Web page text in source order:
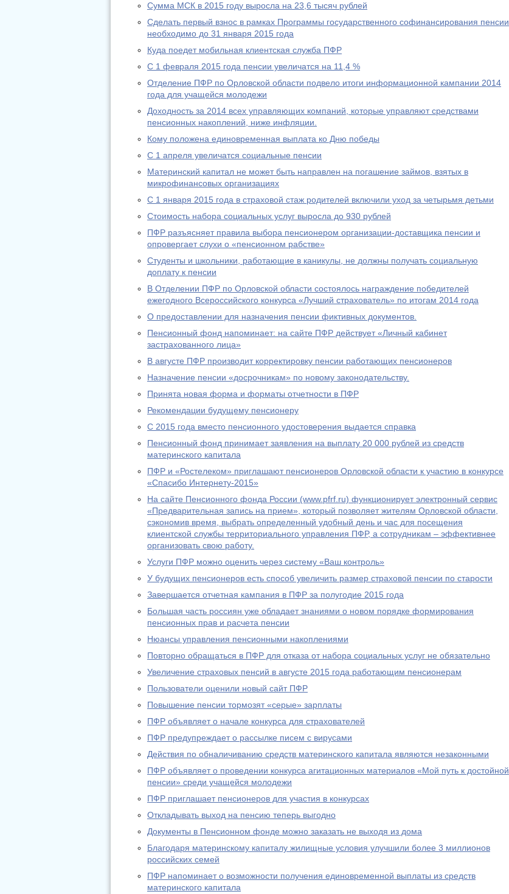
Сумма МСК в 2015 году выросла на 23,6 тысяч рублей
Сделать первый взнос в рамках Программы государственного софинансирования пенсии
необходимо до 31 января 2015 года
Куда поедет мобильная клиентская служба ПФР
С 1 февраля 2015 года пенсии увеличатся на 11,4 %
Отделение ПФР по Орловской области подвело итоги информационной кампании 2014
года для учащейся молодежи
Доходность за 2014 всех управляющих компаний, которые управляют средствами
пенсионных накоплений, ниже инфляции.
Кому положена единовременная выплата ко Дню победы
С 1 апреля увеличатся социальные пенсии
Материнский капитал не может быть направлен на погашение займов, взятых в
микрофинансовых организациях
С 1 января 2015 года в страховой стаж родителей включили уход за четырьмя детьми
Стоимость набора социальных услуг выросла до 930 рублей
ПФР разъясняет правила выбора пенсионером организации-доставщика пенсии и
опровергает слухи о «пенсионном рабстве»
Студенты и школьники, работающие в каникулы, не должны получать социальную
доплату к пенсии
В Отделении ПФР по Орловской области состоялось награждение победителей
ежегодного Всероссийского конкурса «Лучший страхователь» по итогам 2014 года
О предоставлении для назначения пенсии фиктивных документов.
Пенсионный фонд напоминает: на сайте ПФР действует «Личный кабинет
застрахованного лица»
В августе ПФР производит корректировку пенсии работающих пенсионеров
Назначение пенсии «досрочникам» по новому законодательству.
Принята новая форма и форматы отчетности в ПФР
Рекомендации будущему пенсионеру
С 2015 года вместо пенсионного удостоверения выдается справка
Пенсионный фонд принимает заявления на выплату 20 000 рублей из средств
материнского капитала
ПФР и «Ростелеком» приглашают пенсионеров Орловской области к участию в конкурсе
«Спасибо Интернету-2015»
На сайте Пенсионного фонда России (www.pfrf.ru) функционирует электронный сервис
«Предварительная запись на прием», который позволяет жителям Орловской области,
сэкономив время, выбрать определенный удобный день и час для посещения
клиентской службы территориального управления ПФР, а сотрудникам – эффективнее
организовать свою работу.
Услуги ПФР можно оценить через систему «Ваш контроль»
У будущих пенсионеров есть способ увеличить размер страховой пенсии по старости
Завершается отчетная кампания в ПФР за полугодие 2015 года
Большая часть россиян уже обладает знаниями о новом порядке формирования
пенсионных прав и расчета пенсии
Нюансы управления пенсионными накоплениями
Повторно обращаться в ПФР для отказа от набора социальных услуг не обязательно
Увеличение страховых пенсий в августе 2015 года работающим пенсионерам
Пользователи оценили новый сайт ПФР
Повышение пенсии тормозят «серые» зарплаты
ПФР объявляет о начале конкурса для страхователей
ПФР предупреждает о рассылке писем с вирусами
Действия по обналичиванию средств материнского капитала являются незаконными
ПФР объявляет о проведении конкурса агитационных материалов «Мой путь к достойной
пенсии» среди учащейся молодежи
ПФР приглашает пенсионеров для участия в конкурсах
Откладывать выход на пенсию теперь выгодно
Документы в Пенсионном фонде можно заказать не выходя из дома
Благодаря материнскому капиталу жилищные условия улучшили более 3 миллионов
российских семей
ПФР напоминает о возможности получения единовременной выплаты из средств
материнского капитала